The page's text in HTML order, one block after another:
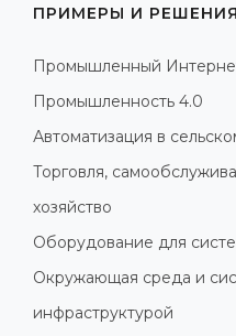
ПРИМЕРЫ И РЕШЕНИЯ
Промышленный
Промышленность 4.0
Автоматизация в
Торговля,
хозяйство
Оборудование для
Окружающая среда и
инфраструктурой